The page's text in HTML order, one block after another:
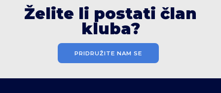
Želite li postati član
kluba?
PRIDRUŽITE NAM SE